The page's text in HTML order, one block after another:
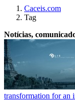
Caceis.com
Tag
Notícias,
transformation for an